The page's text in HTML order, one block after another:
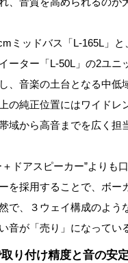
ミッドバス「L-165L」と
ーター「L-50L」の2ユニ
、音楽の土台となる中低
の純正位置にはワイドレ
域から高音までを広く担
ドアスピーカー”よりも
を採用することで、ボー
で、３ウェイ構成のよう
音が「売り」になってい
り付け精度と音の安